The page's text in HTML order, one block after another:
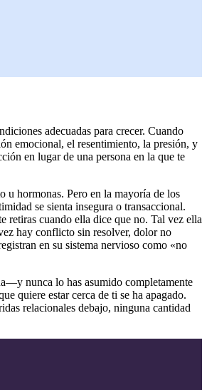
adecuadas para crecer. Cuando
emocional, el resentimiento, la presión, y
en lugar de una persona en la que te
u hormonas. Pero en la mayoría de los
se sienta insegura o transaccional.
retiras cuando ella dice que no. Tal vez ella
hay conflicto sin resolver, dolor no
en su sistema nervioso como «no
nunca lo has asumido completamente
quiere estar cerca de ti se ha apagado.
relacionales debajo, ninguna cantidad